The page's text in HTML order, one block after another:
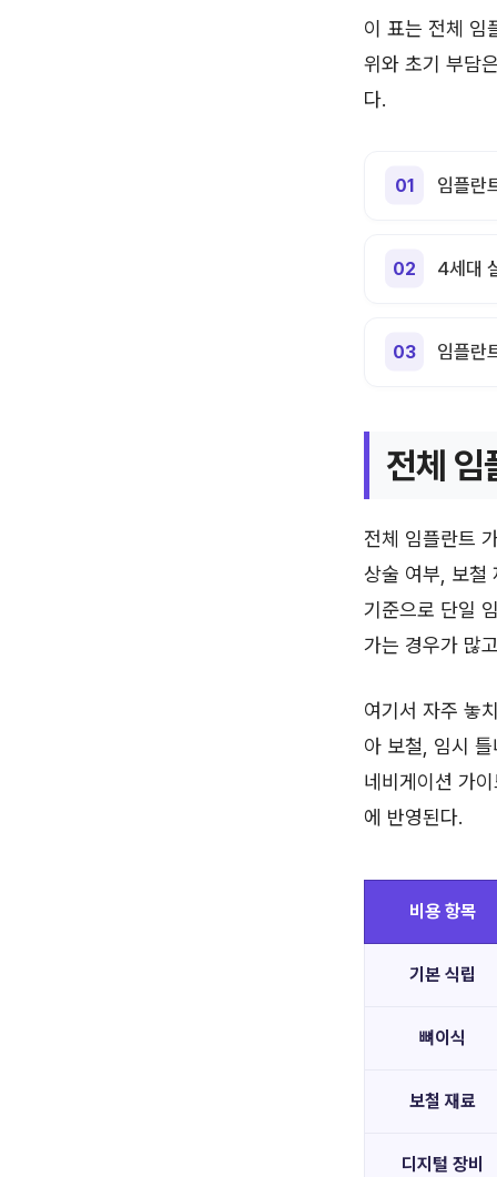
이 표는 전체 임
위와 초기 부담
다.
임플란
4세대
임플란
전체 임
전체 임플란트
상술 여부, 보철
기준으로 단일
가는 경우가 많
여기서 자주 놓
아 보철, 임시
네비게이션 가
에 반영된다.
비용 항목
기본 식립
뼈이식
보철 재료
디지털 장비